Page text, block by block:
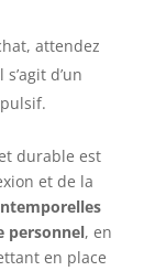
attendez
d’un
durable est
et de la
personnel, en
en place